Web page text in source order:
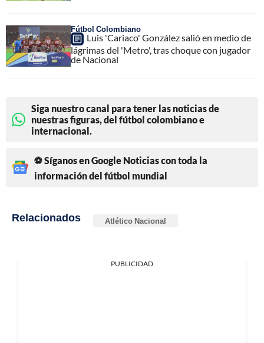
Fútbol Colombiano
Luis 'Cariaco' González salió en medio de
lágrimas del 'Metro', tras choque con jugador
de Nacional
Siga nuestro canal para tener las noticias de
nuestras figuras, del fútbol colombiano e
internacional.
⚽ Síganos en Google Noticias con toda la
información del fútbol mundial
Relacionados Atlético Nacional
PUBLICIDAD